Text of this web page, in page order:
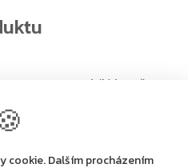
cookie. Dalším procházením
DC340 v bílé barvě
chvíli otevřené ve stejném
pomalu zavírat
(obvykle v rozsahu 180°